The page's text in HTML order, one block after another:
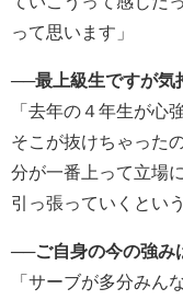
って思います」
──最上級生ですが気
「去年の４年生が心
そこが抜けちゃった
分が一番上って立場
引っ張っていくとい
──ご自身の今の強み
「サーブが多分みん